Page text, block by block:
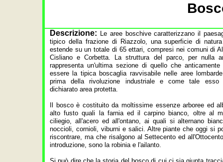
Descrizione: Le aree boschive caratterizzano il
tipico della frazione di Riazzolo, una superficie di
estende su un totale di 65 ettari, compresi nei comuni di
Cisliano e Corbetta. La struttura del parco, per nulla
rappresenta un'ultima sezione di quello che anticamente
essere la tipica boscaglia ravvisabile nelle aree
prima della rivoluzione industriale e come tale
dichiarato area protetta.
Il bosco è costituito da moltissime essenze arboree ed
alto fusto quali la farniaed ilcarpino bianco, oltre al
ciliegio, all'aceroed all'ontano, ai quali si alternano
noccioli, cornioli, viburni e salici. Altre piante che oggi si
riscontrare, ma che risalgono al Settecento ed
introduzione, sono la robiniae l'ailanto.